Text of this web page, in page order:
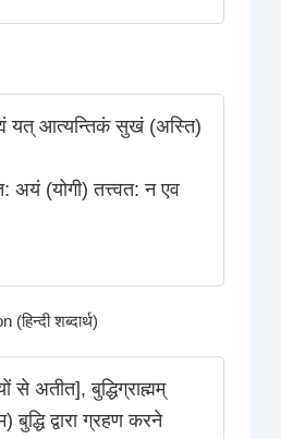
यत्‌ आत्यन्तिकं सुखं (अस्ति)
अयं (योगी) तत्त्वत: न एव
शब्दार्थ)
से अतीत], बुद्धिग्राह्मम्
बुद्धि द्वारा ग्रहण करने